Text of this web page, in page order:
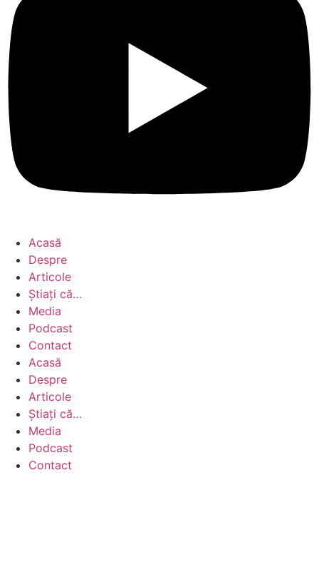
Acasă
Despre
Articole
Știați că…
Media
Podcast
Contact
Acasă
Despre
Articole
Știați că…
Media
Podcast
Contact